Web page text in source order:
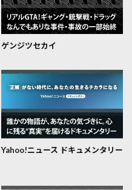
ゲンジツセカイ
Yahoo!ニュース ドキュメンタリー